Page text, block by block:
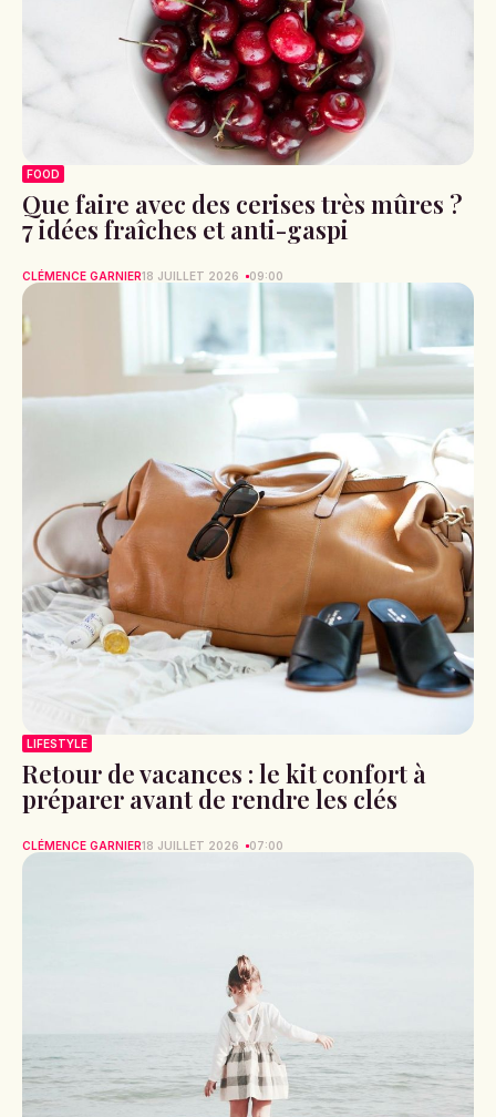
FOOD
Que faire avec des cerises très mûres ?
7 idées fraîches et anti-gaspi
CLÉMENCE GARNIER18 JUILLET 2026 09:00
LIFESTYLE
Retour de vacances : le kit confort à
préparer avant de rendre les clés
CLÉMENCE GARNIER18 JUILLET 2026 07:00